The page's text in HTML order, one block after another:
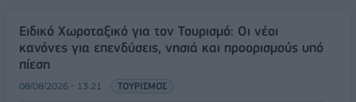
Ειδικό Χωροταξικό για τον Τουρισμό: Οι νέοι
κανόνες για επενδύσεις, νησιά και προορισμούς υπό
πίεση
08/08/2026 - 13:21 ΤΟΥΡΙΣΜΟΣ